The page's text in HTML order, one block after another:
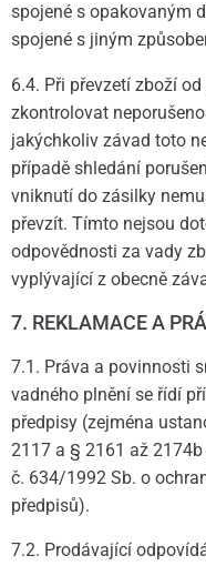
spojené s opakovaným
spojené s jiným
6.4. Při převzetí zboží
zkontrolovat
jakýchkoliv závad toto
případě shledání
vniknutí do zásilky
převzít. Tímto nejsou
odpovědnosti za vady
vyplývající z obecně
7. REKLAMACE A
7.1. Práva a povinnosti
vadného plnění se řídí
předpisy (zejména
2117 a § 2161 až
č. 634/1992 Sb. o
předpisů).
7.2. Prodávající